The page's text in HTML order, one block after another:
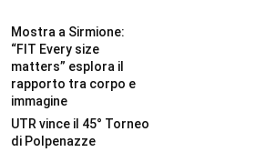
Mostra a Sirmione:
“FIT Every size
matters” esplora il
rapporto tra corpo e
immagine
UTR vince il 45° Torneo
di Polpenazze